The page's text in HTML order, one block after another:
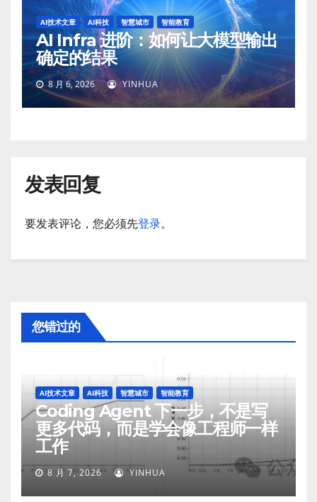
AI技术文章 AI科技 智慧城市 智能教育
AI Infra 进阶：如何让大模型输出
确定的结果
8 月 6, 2026 YINHUA
发表回复
要发表评论，您必须先登录。
您错过的
AI技术文章 AI科技 智慧城市 智能教育
Coding Agent 下一步，不是写
更多代码，而是学会像工程师一样
工作
8 月 7, 2026 YINHUA